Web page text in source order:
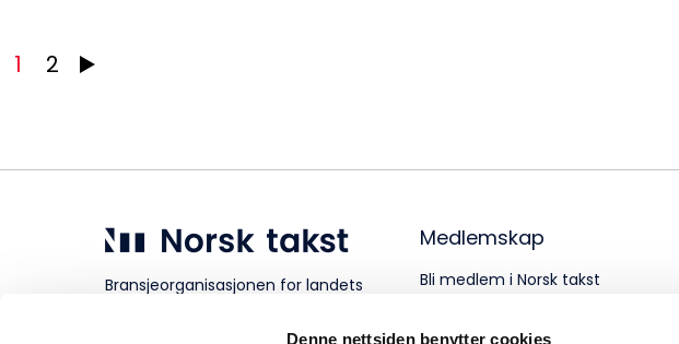
Denne nettsiden benytter cookies
1 2
Bransjeorganisasjonen for landets
Medlemskap
Bli medlem i Norsk takst